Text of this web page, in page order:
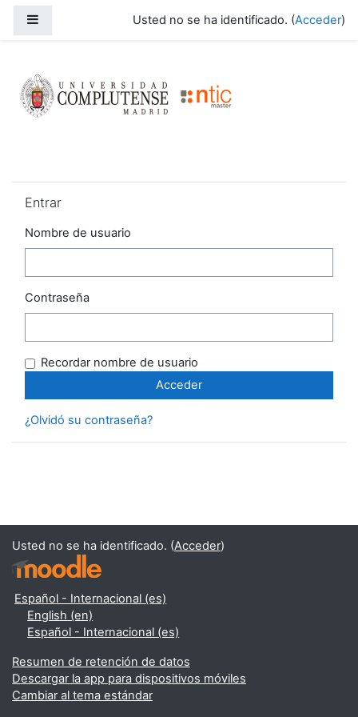
Usted no se ha identificado. (Acceder)
Entrar
Nombre de usuario
Contraseña
Recordar nombre de usuario
¿Olvidó su contraseña?
Usted no se ha identificado. (Acceder)
Español - Internacional ‎(es)‎
English ‎(en)‎
Español - Internacional ‎(es)‎
Resumen de retención de datos
Descargar la app para dispositivos móviles
Cambiar al tema estándar